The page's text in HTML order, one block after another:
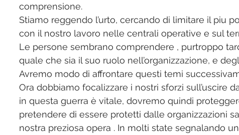
comprensione.
Stiamo reggendo l’urto, cercando di limitare il piu
con il nostro lavoro nelle centrali operative e sul
Le persone sembrano comprendere , purtroppo
quale che sia il suo ruolo nell’organizzazione, e
Avremo modo di affrontare questi temi
Ora dobbiamo focalizzare i nostri sforzi sull’uscire
in questa guerra è vitale, dovremo quindi
pretendere di essere protetti dalle organizzazioni
nostra preziosa opera . In molti state segnalando